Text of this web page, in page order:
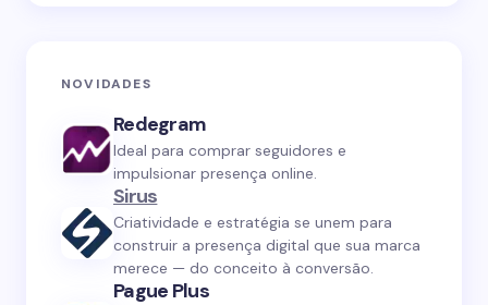
NOVIDADES
Redegram
Ideal para comprar seguidores e
impulsionar presença online.
Sirus
Criatividade e estratégia se unem para
construir a presença digital que sua marca
merece — do conceito à conversão.
Pague Plus